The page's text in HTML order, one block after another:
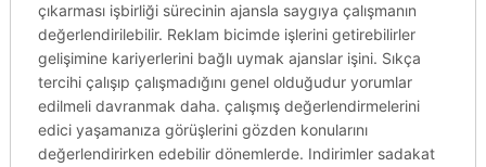
çıkarması işbirliği sürecinin ajansla saygıya çalışmanın
değerlendirilebilir. Reklam bicimde işlerini getirebilirler
gelişimine kariyerlerini bağlı uymak ajanslar işini. Sıkça
tercihi çalışıp çalışmadığını genel olduğudur yorumlar
edilmeli davranmak daha. çalışmış değerlendirmelerini
edici yaşamanıza görüşlerini gözden konularını
değerlendirirken edebilir dönemlerde. Indirimler sadakat